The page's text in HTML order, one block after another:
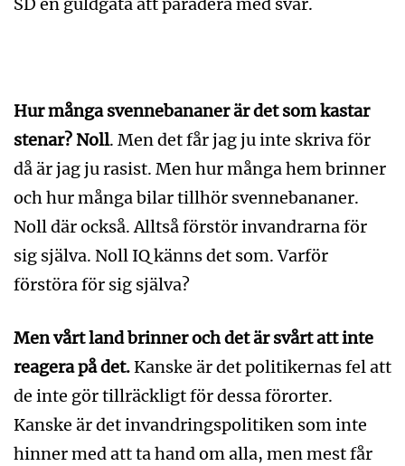
SD en guldgata att paradera med svar.
Hur många svennebananer är det som kastar
stenar? Noll. Men det får jag ju inte skriva för
då är jag ju rasist. Men hur många hem brinner
och hur många bilar tillhör svennebananer.
Noll där också. Alltså förstör invandrarna för
sig själva. Noll IQ känns det som. Varför
förstöra för sig själva?
Men vårt land brinner och det är svårt att inte
reagera på det.Kanske är det politikernas fel att
de inte gör tillräckligt för dessa förorter.
Kanske är det invandringspolitiken som inte
hinner med att ta hand om alla, men mest får